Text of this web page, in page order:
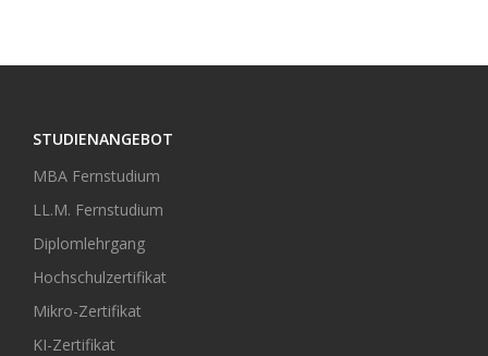
STUDIENANGEBOT
MBA Fernstudium
LL.M. Fernstudium
Diplomlehrgang
Hochschulzertifikat
Mikro-Zertifikat
KI-Zertifikat